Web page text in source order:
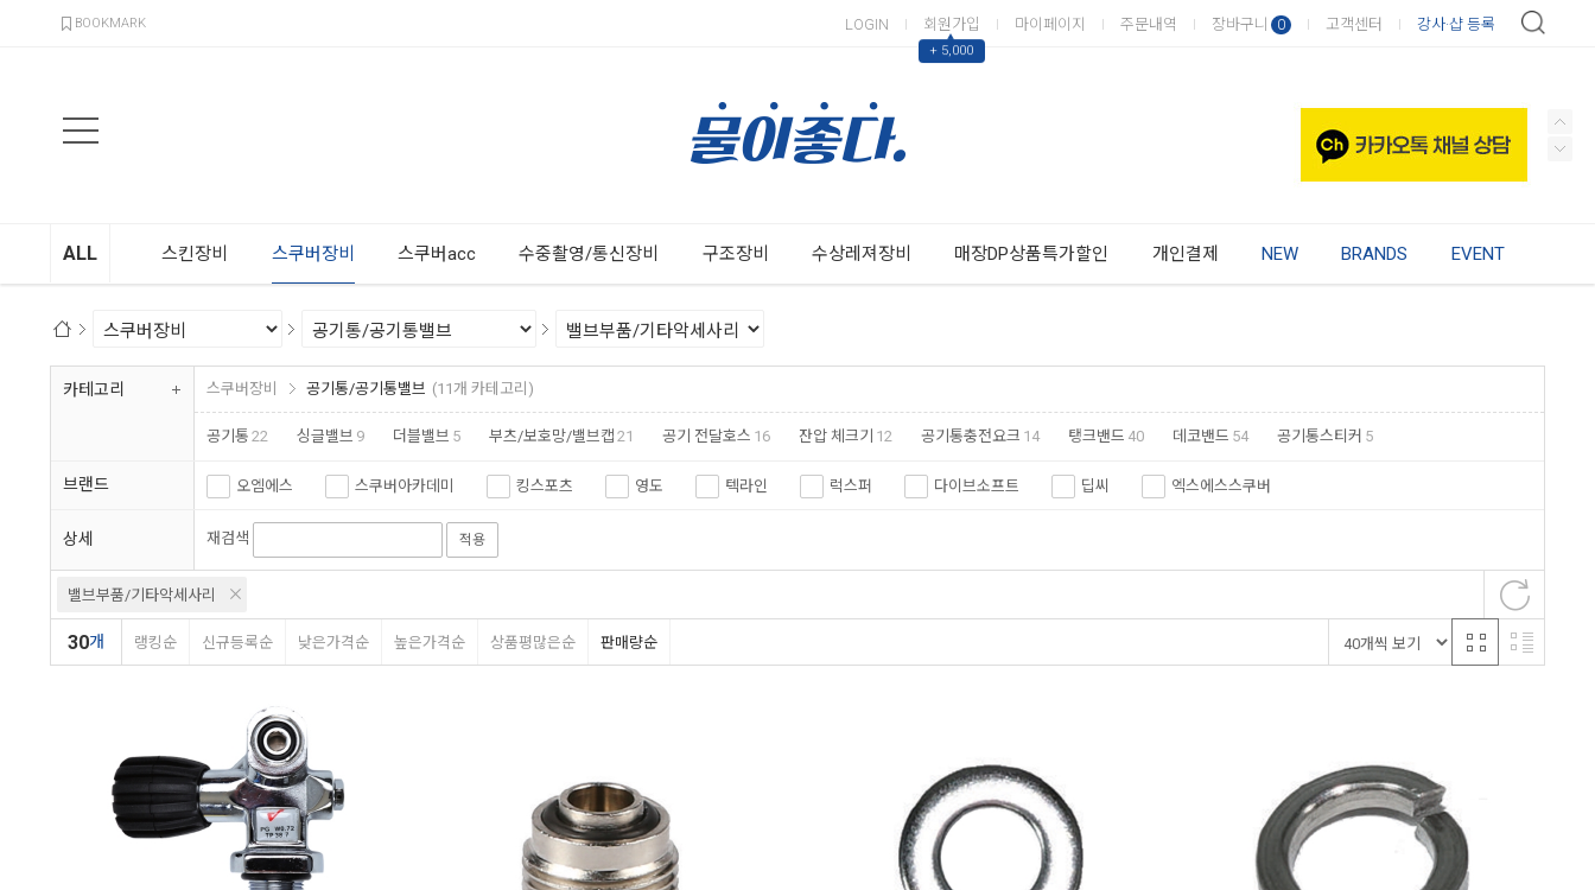
BOOKMARK LOGIN 회원가입
▲
+ 5,000
마이페이지 주문내역 장바구니 0 고객센터 강사·샵 등록
ALL 스킨장비 스쿠버장비 스쿠버acc 수중촬영/통신장비 구조장비 수상레져장비 매장DP상품특가할인 개인결제 NEW BRANDS EVENT
카테고리 스쿠버장비 공기통/공기통밸브 (11개 카테고리)
공기통 22 싱글밸브 9 더블밸브 5 부츠/보호망/밸브캡 21 공기 전달호스 16 잔압 체크기 12 공기통충전요크 14 탱크밴드 40 데코밴드 54 공기통스티커 5
밸브부품/기타악세사리
브랜드 오엠에스 스쿠버아카데미 킹스포츠 영도 텍라인 럭스퍼 다이브소프트 딥씨 엑스에스스쿠버
상세 재검색 적용
밸브부품/기타악세사리
30개 랭킹순 신규등록순 낮은가격순 높은가격순 상품평많은순 판매량순